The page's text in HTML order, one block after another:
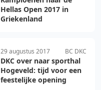
Hellas Open 2017 in
Griekenland
29 augustus 2017 BC DKC
DKC over naar sporthal
Hogeveld: tijd voor een
feestelijke opening